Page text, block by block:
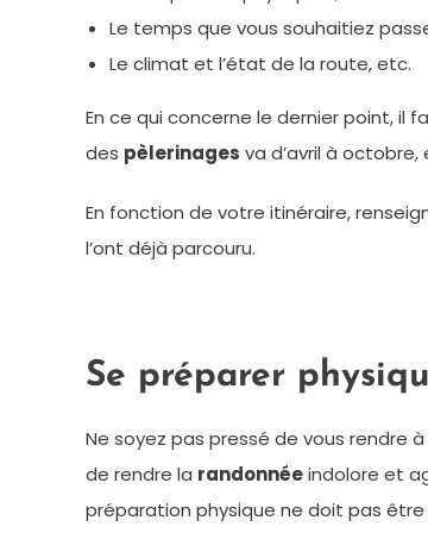
Le temps que vous souhaitiez
Le climat et l’état de la route, etc.
En ce qui concerne le dernier point,
des pèlerinages va d’avril à
En fonction de votre itinéraire,
l’ont déjà parcouru.
Se préparer
Ne soyez pas pressé de vous rendre
de rendre la randonnéeindolore et
préparation physique ne doit pas être